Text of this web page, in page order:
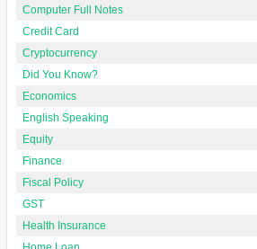
Computer Full Notes
Credit Card
Cryptocurrency
Did You Know?
Economics
English Speaking
Equity
Finance
Fiscal Policy
GST
Health Insurance